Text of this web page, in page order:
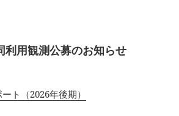
利用観測公募のお知らせ
ト（2026年後期）